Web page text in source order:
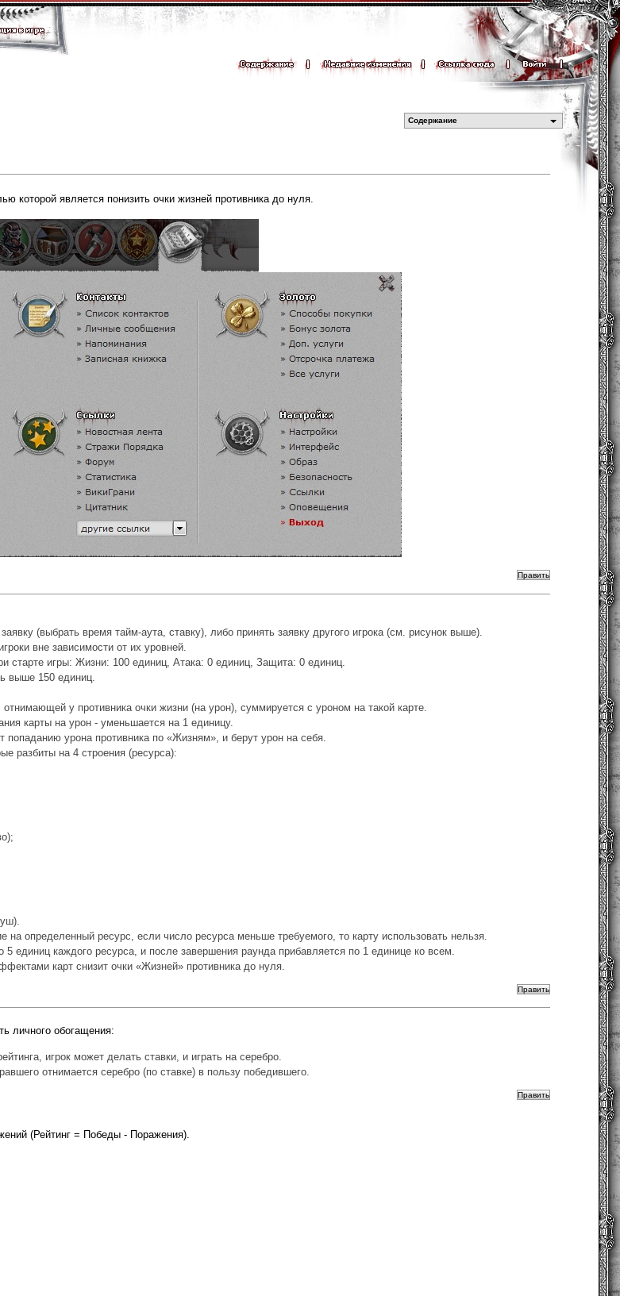
Содержание
которой является понизить очки жизней противника до нуля.
(выбрать время тайм-аута, ставку), либо принять заявку другого игрока (см. рисунок выше).
вне зависимости от их уровней.
старте игры: Жизни: 100 единиц, Атака: 0 единиц, Защита: 0 единиц.
выше 150 единиц.
отнимающей у противника очки жизни (на урон), суммируется с уроном на такой карте.
карты на урон - уменьшается на 1 единицу.
урона противника по «Жизням», и берут урон на себя.
разбиты на 4 строения (ресурса):
на определенный ресурс, если число ресурса меньше требуемого, то карту использовать нельзя.
5 единиц каждого ресурса, и после завершения раунда прибавляется по 1 единице ко всем.
карт снизит очки «Жизней» противника до нуля.
личного обогащения:
игрок может делать ставки, и играть на серебро.
отнимается серебро (по ставке) в пользу победившего.
(Рейтинг = Победы - Поражения).